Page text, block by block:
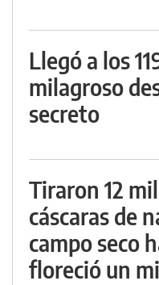
Llegó a los
milagroso
secreto
Tiraron 12
cáscaras de
campo seco
floreció un